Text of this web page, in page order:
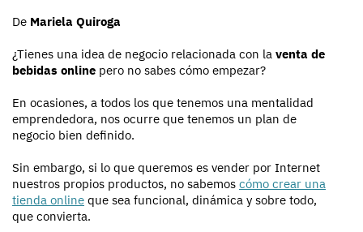
De Mariela Quiroga
¿Tienes una idea de negocio relacionada con la venta de
bebidas online pero no sabes cómo empezar?
En ocasiones, a todos los que tenemos una mentalidad
emprendedora, nos ocurre que tenemos un plan de
negocio bien definido.
Sin embargo, si lo que queremos es vender por Internet
nuestros propios productos, no sabemos cómo crear una
tienda online que sea funcional, dinámica y sobre todo,
que convierta.